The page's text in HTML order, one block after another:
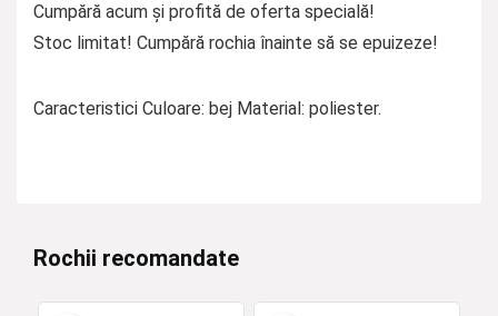
Cumpără acum și profită de oferta specială!
Stoc limitat! Cumpără rochia înainte să se epuizeze!
Caracteristici Culoare: bej Material: poliester.
Rochii recomandate